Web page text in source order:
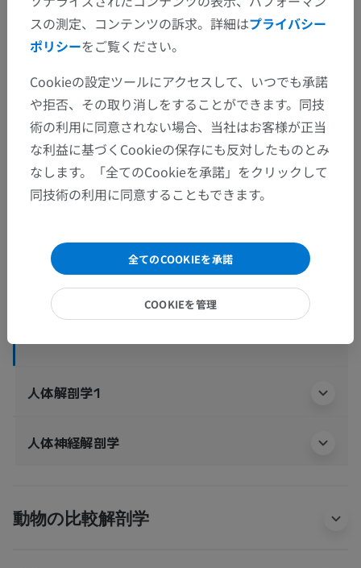
解剖学的階層
人体解剖学2
人体> 統合系> 神経系> 中枢神経系> 脳>
大脳
視床枕
下位構造：
この解剖学的部位には下位構造がありま
人体解剖学1
人体神経解剖学
動物の比較解剖学
スの測定、コンテンツの訴求。詳細はプライバシー
ポリシーをご覧ください。
Cookieの設定ツールにアクセスして、いつでも承諾
や拒否、その取り消しをすることができます。同技
術の利用に同意されない場合、当社はお客様が正当
な利益に基づくCookieの保存にも反対したものとみ
なします。「全てのCookieを承諾」をクリックして
同技術の利用に同意することもできます。
全てのCOOKIEを承諾
COOKIEを管理